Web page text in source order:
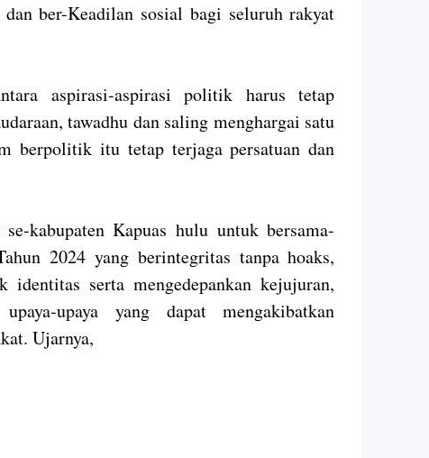
dan ber-Keadilan sosial bagi seluruh rakyat
aspirasi-aspirasi politik harus tetap
tawadhu dan saling menghargai satu
berpolitik itu tetap terjaga persatuan dan
kabupaten Kapuas hulu untuk bersama-
2024 yang berintegritas tanpa hoaks,
serta mengedepankan kejujuran,
upaya yang dapat mengakibatkan
Ujarnya,